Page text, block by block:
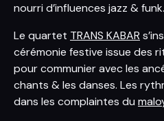
nourri d’influences jazz & funk.
Le quartet TRANS KABAR
cérémonie festive issue des
pour communier avec les
chants & les danses. Les
dans les complaintes du